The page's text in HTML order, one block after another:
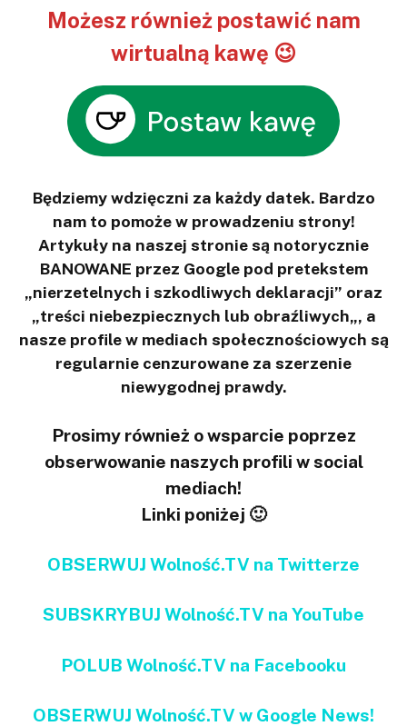
Możesz również postawić nam
wirtualną kawę 😉
Będziemy wdzięczni za każdy datek. Bardzo
nam to pomoże w prowadzeniu strony!
Artykuły na naszej stronie są notorycznie
BANOWANE przez Google pod pretekstem
„nierzetelnych i szkodliwych deklaracji” oraz
„treści niebezpiecznych lub obraźliwych„, a
nasze profile w mediach społecznościowych są
regularnie cenzurowane za szerzenie
niewygodnej prawdy.
Prosimy również o wsparcie poprzez
obserwowanie naszych profili w social
mediach!
Linki poniżej 🙂
OBSERWUJ Wolność.TV na Twitterze
SUBSKRYBUJ Wolność.TV na YouTube
POLUB Wolność.TV na Facebooku
OBSERWUJ Wolność.TV w Google News!